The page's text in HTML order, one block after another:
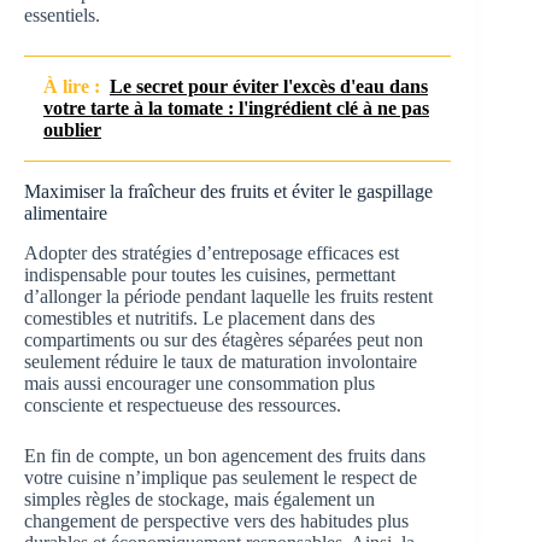
essentiels.
À lire : Le secret pour éviter l'excès d'eau dans
votre tarte à la tomate : l'ingrédient clé à ne pas
oublier
Maximiser la fraîcheur des fruits et éviter le gaspillage
alimentaire
Adopter des stratégies d’entreposage efficaces est
indispensable pour toutes les cuisines, permettant
d’allonger la période pendant laquelle les fruits restent
comestibles et nutritifs. Le placement dans des
compartiments ou sur des étagères séparées peut non
seulement réduire le taux de maturation involontaire
mais aussi encourager une consommation plus
consciente et respectueuse des ressources.
En fin de compte, un bon agencement des fruits dans
votre cuisine n’implique pas seulement le respect de
simples règles de stockage, mais également un
changement de perspective vers des habitudes plus